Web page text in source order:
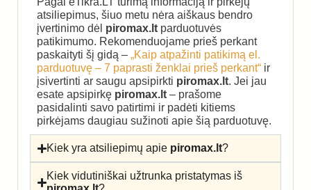
atsiliepimus, šiuo metu nėra aiškaus bendro
įvertinimo dėl piromax.lt parduotuvės
patikimumo. Rekomenduojame prieš perkant
paskaityti šį gidą – „Kaip atpažinti patikimą el.
parduotuvę – 7 paprasti ženklai prieš perkant“ ir
įsivertinti ar saugu apsipirkti piromax.lt. Jei jau
esate apsipirkę piromax.lt – prašome
pasidalinti savo patirtimi ir padėti kitiems
pirkėjams daugiau sužinoti apie šią parduotuvę.
Kiek yra atsiliepimų apie piromax.lt?
Kiek vidutiniškai užtrunka pristatymas iš